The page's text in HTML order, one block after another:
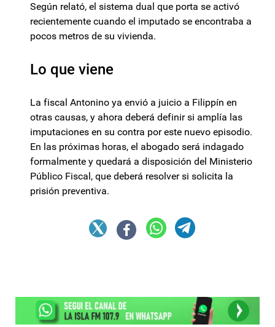
Según relató, el sistema dual que porta se activó
recientemente cuando el imputado se encontraba a
pocos metros de su vivienda.
Lo que viene
La fiscal Antonino ya envió a juicio a Filippín en
otras causas, y ahora deberá definir si amplía las
imputaciones en su contra por este nuevo episodio.
En las próximas horas, el abogado será indagado
formalmente y quedará a disposición del Ministerio
Público Fiscal, que deberá resolver si solicita la
prisión preventiva.